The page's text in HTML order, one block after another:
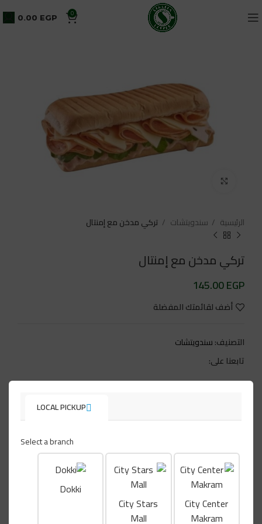
LOCAL PICKUP
Select a branch
City Center
Makram
City Stars
Mall
Dokki
0
0.00 EGP
الرئيسية سندويتشات تركي مدخن مع إمنتال
تركي مدخن مع إمنتال
145.00 EGP
أضف لقائمتك المفضلة
التصنيف:سندويتشات
تابعنا على:
منتجات ذات صلة